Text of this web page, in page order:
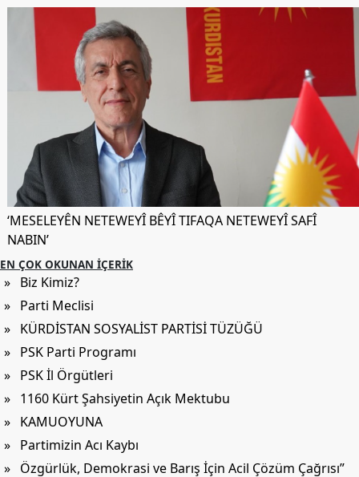
GÜNDEM
Basından
Basın
Açıklamaları
Etkinlikler
Ziyaretler
PSK
TV
YAYıNLAR
Broşür
Bültenler
Raporlar
Deklerasyonlar
İLETIŞIM
‘MESELEYÊN NETEWEYÎ BÊYÎ TIFAQA NETEWEYÎ SAFÎ
NABIN’
EN ÇOK OKUNAN İÇERIK
» Biz Kimiz?
» Parti Meclisi
» KÜRDİSTAN SOSYALİST PARTİSİ TÜZÜĞÜ
» PSK Parti Programı
» PSK İl Örgütleri
» 1160 Kürt Şahsiyetin Açık Mektubu
» KAMUOYUNA
» Partimizin Acı Kaybı
» Özgürlük, Demokrasi ve Barış İçin Acil Çözüm Çağrısı”